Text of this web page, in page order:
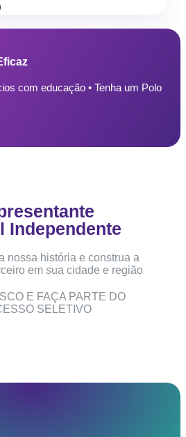
com educação • Tenha um Polo
Independente
nossa história e construa a
em sua cidade e região
E FAÇA PARTE DO
SELETIVO